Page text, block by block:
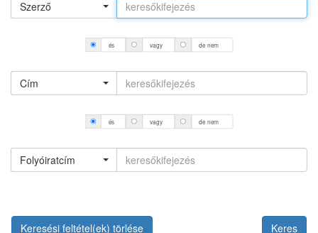
Szerző
és vagy de nem
Cím
és vagy de nem
Folyóiratcím
Keresési feltétel(ek) törlése